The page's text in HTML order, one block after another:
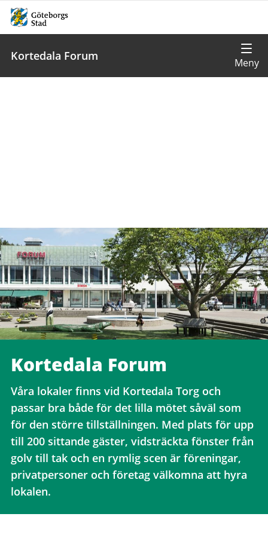
Kortedala Forum
Kortedala Forum
Våra lokaler finns vid Kortedala Torg och
passar bra både för det lilla mötet såväl som
för den större tillställningen. Med plats för upp
till 200 sittande gäster, vidsträckta fönster från
golv till tak och en rymlig scen är föreningar,
privatpersoner och företag välkomna att hyra
lokalen.